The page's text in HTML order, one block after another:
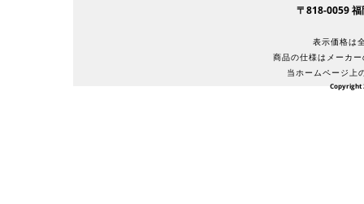
〒818-0059
表示価格は
商品の仕様はメーカ
当ホームページ上
Copyright